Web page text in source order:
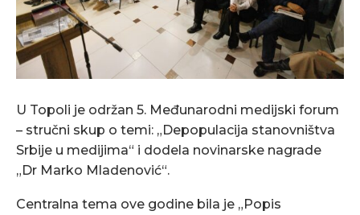
U Topoli je održan 5. Međunarodni medijski forum
– stručni skup o temi: „Depopulacija stanovništva
Srbije u medijima“ i dodela novinarske nagrade
„Dr Marko Mladenović“.
Centralna tema ove godine bila je „Popis